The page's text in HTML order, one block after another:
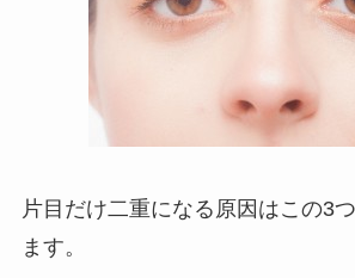
片目だけ二重になる原因はこの3
ます。